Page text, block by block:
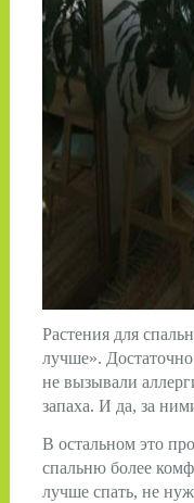
Растения для
лучше».
не вызывали
запаха. И да, за
В остальном это
спальню более
лучше спать, не